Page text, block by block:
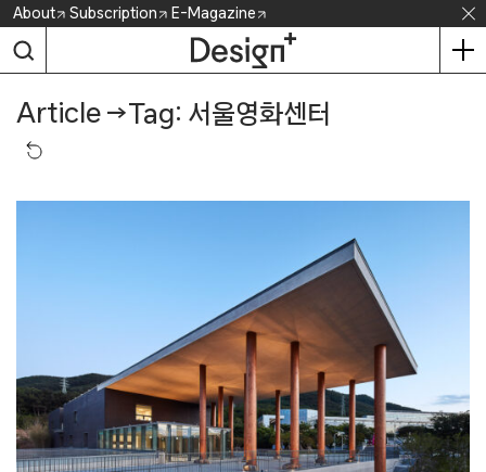
Skip
content
About Subscription E-Magazine
Article →Tag: 서울영화센터